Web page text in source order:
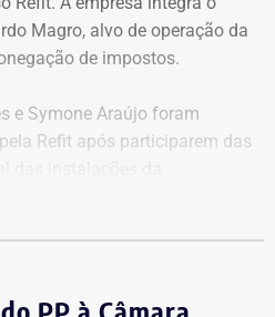
Internet
Magro, alvo de operação da
de impostos.
e Symone Araújo foram
Refit após participarem das
2025.
de Justiça (STJ)